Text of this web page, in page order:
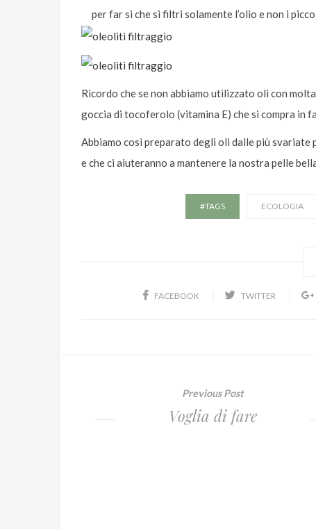
per far si che si filtri solamente l’olio e non i
Ricordo che se non abbiamo utilizzato oli con
goccia di tocoferolo (vitamina E) che si compra in
Abbiamo così preparato degli oli dalle più
e che ci aiuteranno a mantenere la nostra pelle
#TAGS ECOLOGIA
FACEBOOK TWITTER
Previous Post
Voglia di fare